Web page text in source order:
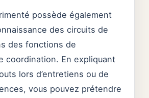
possède également
des circuits de
des fonctions de
coordination. En expliquant
lors d’entretiens ou de
vous pouvez prétendre